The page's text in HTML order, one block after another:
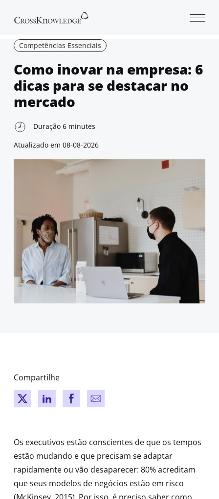
Competências Essenciais
Como inovar na empresa: 6
dicas para se destacar no
mercado
Duração 6 minutes
Atualizado em 08-08-2026
Compartilhe
New windowNew window
New windowNew window
Os executivos estão conscientes de que os tempos
estão mudando e que precisam se adaptar
rapidamente ou vão desaparecer: 80% acreditam
que seus modelos de negócios estão em risco